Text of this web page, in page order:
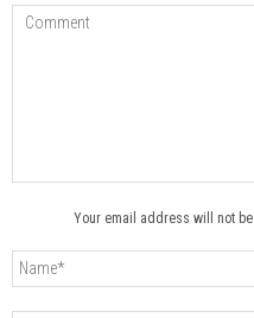
Your email address will not